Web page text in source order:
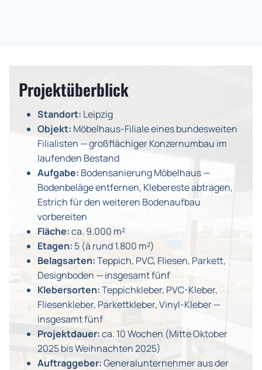
Projektüberblick
Standort: Leipzig
Objekt: Möbelhaus-Filiale eines bundesweiten
Filialisten — großflächiger Konzernumbau im
laufenden Bestand
Aufgabe: Bodensanierung Möbelhaus —
Bodenbeläge entfernen, Klebereste abtragen,
Estrich für den weiteren Bodenaufbau
vorbereiten
Fläche:ca. 9.000 m²
Etagen: 5 (à rund 1.800 m²)
Belagsarten:Teppich, PVC, Fliesen, Parkett,
Designboden — insgesamt fünf
Klebersorten:Teppichkleber, PVC-Kleber,
Fliesenkleber, Parkettkleber, Vinyl-Kleber —
insgesamt fünf
Projektdauer:ca. 10 Wochen (Mitte Oktober
2025 bis Weihnachten 2025)
Auftraggeber:Generalunternehmer aus der